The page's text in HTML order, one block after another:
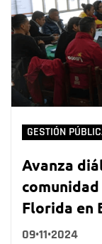
GESTIÓN
Avanza
Florida en
09•11•2024